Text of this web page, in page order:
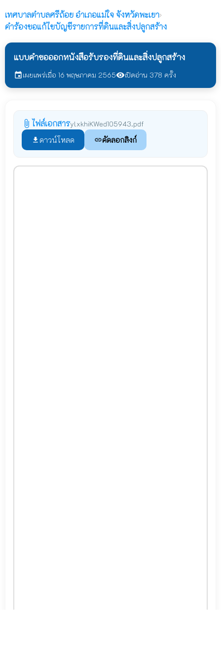
เทศบาลตำบลศรีถ้อย อำเภอแม่ใจ จังหวัดพะเยา›
คำร้องขอแก้ไขบัญชีรายการที่ดินและสิ่งปลูกสร้าง
แบบคำขอออกหนังสือรับรองที่ดินและสิ่งปลูกสร้าง
eventเผยแพร่เมื่อ 16 พฤษภาคม 2565visibilityเปิดอ่าน 378 ครั้ง
attach_file ไฟล์เอกสารylxkhiKWed105943.pdf
file_download ดาวน์โหลด linkคัดลอกลิงก์